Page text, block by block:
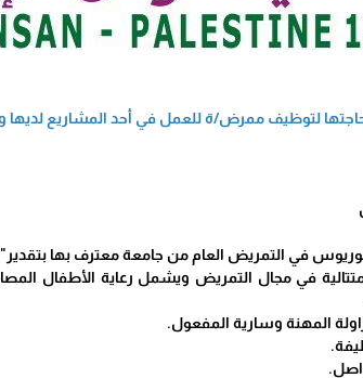
لتوظيف ممرض/ة للعمل في أحد المشاريع لديها
في التمريض العام من جامعة معترف بها بتقدير"
في مجال التمريض ويشمل رعاية الأطفال
المهنة وسارية المفعول.